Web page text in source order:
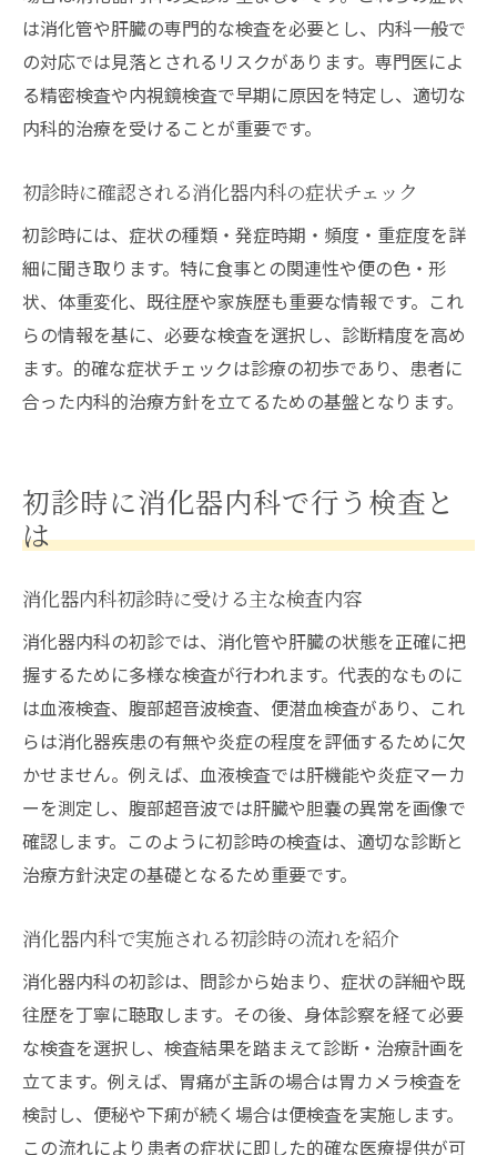
は消化管や肝臓の専門的な検査を必要とし、内科一般で
の対応では見落とされるリスクがあります。専門医によ
る精密検査や内視鏡検査で早期に原因を特定し、適切な
内科的治療を受けることが重要です。
初診時に確認される消化器内科の症状チェック
初診時には、症状の種類・発症時期・頻度・重症度を詳
細に聞き取ります。特に食事との関連性や便の色・形
状、体重変化、既往歴や家族歴も重要な情報です。これ
らの情報を基に、必要な検査を選択し、診断精度を高め
ます。的確な症状チェックは診療の初歩であり、患者に
合った内科的治療方針を立てるための基盤となります。
初診時に消化器内科で行う検査と
は
消化器内科初診時に受ける主な検査内容
消化器内科の初診では、消化管や肝臓の状態を正確に把
握するために多様な検査が行われます。代表的なものに
は血液検査、腹部超音波検査、便潜血検査があり、これ
らは消化器疾患の有無や炎症の程度を評価するために欠
かせません。例えば、血液検査では肝機能や炎症マーカ
ーを測定し、腹部超音波では肝臓や胆嚢の異常を画像で
確認します。このように初診時の検査は、適切な診断と
治療方針決定の基礎となるため重要です。
消化器内科で実施される初診時の流れを紹介
消化器内科の初診は、問診から始まり、症状の詳細や既
往歴を丁寧に聴取します。その後、身体診察を経て必要
な検査を選択し、検査結果を踏まえて診断・治療計画を
立てます。例えば、胃痛が主訴の場合は胃カメラ検査を
検討し、便秘や下痢が続く場合は便検査を実施します。
この流れにより患者の症状に即した的確な医療提供が可